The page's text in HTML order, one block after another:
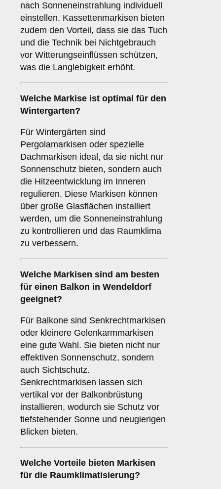
nach Sonneneinstrahlung individuell
einstellen. Kassettenmarkisen bieten
zudem den Vorteil, dass sie das Tuch
und die Technik bei Nichtgebrauch
vor Witterungseinflüssen schützen,
was die Langlebigkeit erhöht.
Welche Markise ist optimal für den
Wintergarten?
Für Wintergärten sind
Pergolamarkisen oder spezielle
Dachmarkisen ideal, da sie nicht nur
Sonnenschutz bieten, sondern auch
die Hitzeentwicklung im Inneren
regulieren. Diese Markisen können
über große Glasflächen installiert
werden, um die Sonneneinstrahlung
zu kontrollieren und das Raumklima
zu verbessern.
Welche Markisen sind am besten
für einen Balkon in Wendeldorf
geeignet?
Für Balkone sind Senkrechtmarkisen
oder kleinere Gelenkarmmarkisen
eine gute Wahl. Sie bieten nicht nur
effektiven Sonnenschutz, sondern
auch Sichtschutz.
Senkrechtmarkisen lassen sich
vertikal vor der Balkonbrüstung
installieren, wodurch sie Schutz vor
tiefstehender Sonne und neugierigen
Blicken bieten.
Welche Vorteile bieten Markisen
für die Raumklimatisierung?